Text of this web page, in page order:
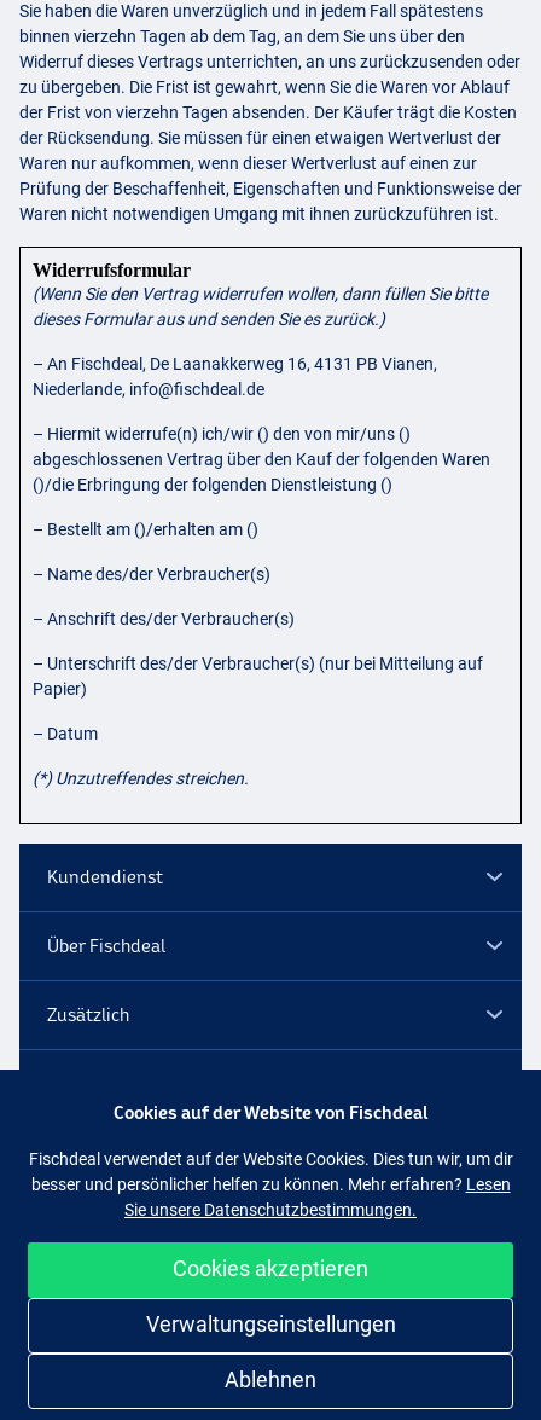
Sie haben die Waren unverzüglich und in jedem Fall spätestens
binnen vierzehn Tagen ab dem Tag, an dem Sie uns über den
Widerruf dieses Vertrags unterrichten, an uns zurückzusenden oder
zu übergeben. Die Frist ist gewahrt, wenn Sie die Waren vor Ablauf
der Frist von vierzehn Tagen absenden. Der Käufer trägt die Kosten
der Rücksendung. Sie müssen für einen etwaigen Wertverlust der
Waren nur aufkommen, wenn dieser Wertverlust auf einen zur
Prüfung der Beschaffenheit, Eigenschaften und Funktionsweise der
Waren nicht notwendigen Umgang mit ihnen zurückzuführen ist.
Widerrufsformular
(Wenn Sie den Vertrag widerrufen wollen, dann füllen Sie bitte
dieses Formular aus und senden Sie es zurück.)
– An Fischdeal, De Laanakkerweg 16, 4131 PB Vianen,
Niederlande, info@fischdeal.de
– Hiermit widerrufe(n) ich/wir () den von mir/uns ()
abgeschlossenen Vertrag über den Kauf der folgenden Waren
()/die Erbringung der folgenden Dienstleistung ()
– Bestellt am ()/erhalten am ()
– Name des/der Verbraucher(s)
– Anschrift des/der Verbraucher(s)
– Unterschrift des/der Verbraucher(s) (nur bei Mitteilung auf
Papier)
– Datum
(*) Unzutreffendes streichen.
Kundendienst
Über Fischdeal
Zusätzlich
Folge uns Facebook Instagram
Cookies auf der Website von Fischdeal
Fischdeal verwendet auf der Website Cookies. Dies tun wir, um dir
besser und persönlicher helfen zu können. Mehr erfahren? Lesen
Sie unsere Datenschutzbestimmungen.
Cookies akzeptieren
Verwaltungseinstellungen
Ablehnen